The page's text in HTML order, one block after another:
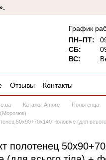
График
ПН–ПТ:
СБ:
ВС:
Отзывы Контакты
Каталог Amore
Полотенца
50x90+70x140 Чоловіче (для
полотенец